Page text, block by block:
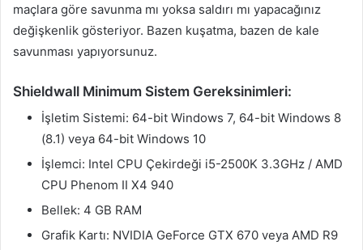
maçlara göre savunma mı yoksa saldırı mı yapacağınız
değişkenlik gösteriyor. Bazen kuşatma, bazen de kale
savunması yapıyorsunuz.
Shieldwall Minimum Sistem Gereksinimleri:
İşletim Sistemi: 64-bit Windows 7, 64-bit Windows 8
(8.1) veya 64-bit Windows 10
İşlemci: Intel CPU Çekirdeği i5-2500K 3.3GHz / AMD
CPU Phenom II X4 940
Bellek: 4 GB RAM
Grafik Kartı: NVIDIA GeForce GTX 670 veya AMD R9